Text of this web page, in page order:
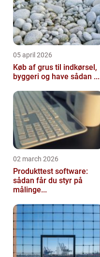
05 april 2026
Køb af grus til indkørsel,
byggeri og have sådan ...
02 march 2026
Produkttest software:
sådan får du styr på
målinge...